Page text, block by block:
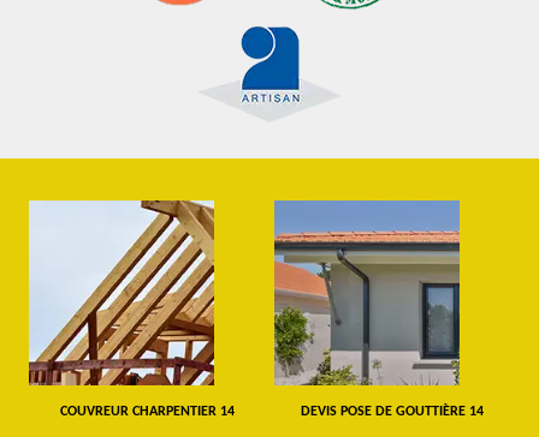
COUVREUR CHARPENTIER 14 DEVIS POSE DE GOUTTIÈRE 14